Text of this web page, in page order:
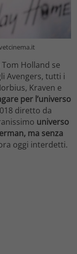
Holland se
Avengers, tutti i
Kraven e
per l’universo
diretto da
universo
ma senza
oggi interdetti.